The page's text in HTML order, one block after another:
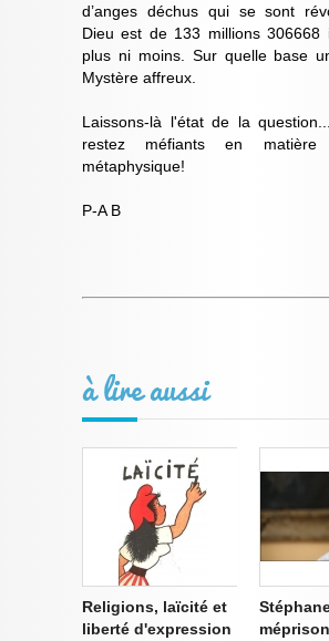
d’anges déchus qui se sont
Dieu est de 133 millions 306668
plus ni moins. Sur quelle base
Mystère affreux.
Laissons-là l'état de la
restez méfiants en
métaphysique!
P-A B
à lire aussi
Religions, laïcité et
liberté d'expression